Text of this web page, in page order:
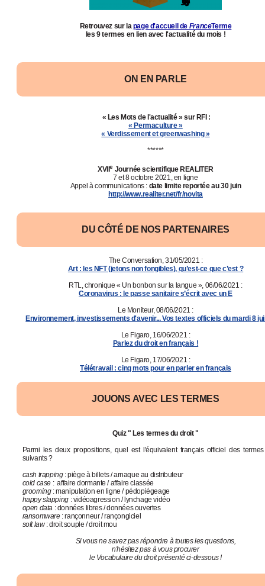
Retrouvez sur lapage d'accueil de FranceTerme
les 9 termes en lien avec l'actualitédu mois !
ON EN PARLE
« Les Mots de l'actualité » sur RFI :
« Permaculture »
« Verdissement et greenwashing »
******
XVIIe Journée scientifique REALITER
7 et 8 octobre 2021, en ligne
Appel à communications : date limite reportée au30 juin
http://www.realiter.net/fr/novita
DU CÔTÉ DE NOS PARTENAIRES
The Conversation, 31/05/2021 :
Art : les NFT (jetons non fongibles), qu’est-ce que c’est ?
RTL, chronique « Un bonbon sur la langue », 06/06/2021 :
Coronavirus : le passe sanitaire s’écrit avec un E
Le Moniteur, 08/06/2021 :
Environnement, investissements d'avenir... Vos textes officiels du mardi 8
Le Figaro, 16/06/2021 :
Parlez du droit en français !
Le Figaro, 17/06/2021 :
Télétravail : cinq mots pour en parler en français
JOUONS AVEC LES TERMES
Quiz " Les termes du droit "
Parmi les deux propositions, quel est l'équivalent français officiel des
suivants ?
cash trapping: piège à billets / arnaque au distributeur
cold case : affaire dormante / affaire classée
grooming : manipulation en ligne / pédopiégeage
happy slapping: vidéoagression / lynchage vidéo
open data: données libres / données ouvertes
ransomware: rançonneur / rançongiciel
soft law: droit souple / droit mou
Si vous ne savez pas répondre à toutes les questions,
n'hésitez pas à vous procurer
le Vocabulaire du droit présenté ci-dessous !